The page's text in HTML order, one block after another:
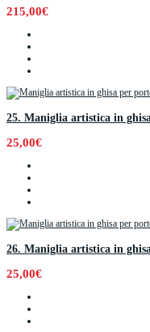
215,00€
25. Maniglia artistica in
25,00€
26. Maniglia artistica in
25,00€